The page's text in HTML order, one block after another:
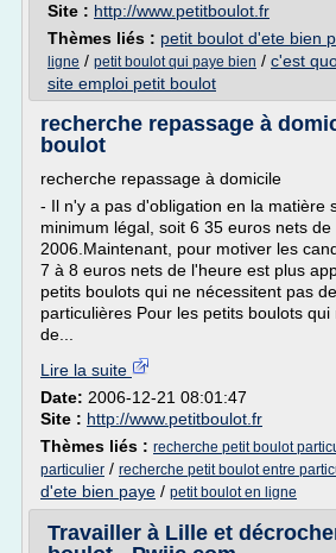
Site : http://www.petitboulot.fr
Thèmes liés : petit boulot d'ete bien
ligne / petit boulot qui paye bien / c'est
site emploi petit boulot
recherche repassage à
boulot
recherche repassage à domicile
- Il n'y a pas d'obligation en la matière
minimum légal, soit 6 35 euros nets
2006.Maintenant, pour motiver les
7 à 8 euros nets de l'heure est plus
petits boulots qui ne nécessitent pas
particulières Pour les petits boulots
de...
Lire la suite
Date: 2006-12-21 08:01:47
Site : http://www.petitboulot.fr
Thèmes liés : recherche petit boulot
particulier / recherche petit boulot entre
d'ete bien paye / petit boulot en ligne
Travailler à Lille et